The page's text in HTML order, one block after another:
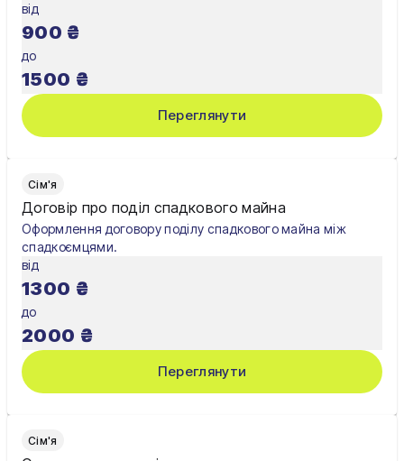
від
900 ₴
до
1500 ₴
Переглянути
Сім'я
Договір про поділ спадкового майна
Оформлення договору поділу спадкового майна між
спадкоємцями.
від
1300 ₴
до
2000 ₴
Переглянути
Сім'я